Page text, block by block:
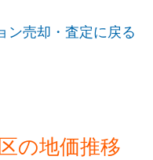
ン売却・査定に戻る
の地価推移